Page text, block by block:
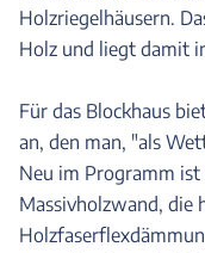
Holzriegelhäusern.
Holz und liegt damit
Für das Blockhaus
an, den man, "als
Neu im Programm
Massivholzwand, die